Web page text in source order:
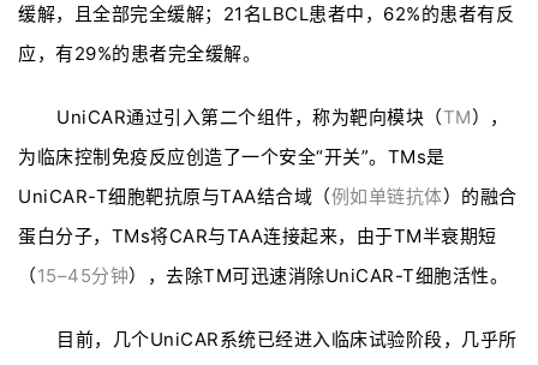
缓解，且全部完全缓解；21名LBCL患者中，62%的患者有反
应，有29%的患者完全缓解。
UniCAR通过引入第二个组件，称为靶向模块（TM），
为临床控制免疫反应创造了一个安全“开关”。TMs是
UniCAR-T细胞靶抗原与TAA结合域（例如单链抗体）的融合
蛋白分子，TMs将CAR与TAA连接起来，由于TM半衰期短
（15–45分钟），去除TM可迅速消除UniCAR-T细胞活性。
目前，几个UniCAR系统已经进入临床试验阶段，几乎所